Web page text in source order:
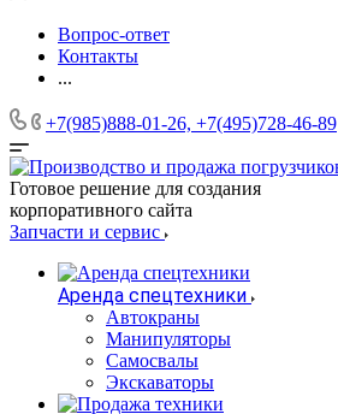
Вопрос-ответ
Контакты
...
+7(985)888-01-26, +7(495)728-46-89
Готовое решение для создания
корпоративного сайта
Запчасти и сервис
Аренда спецтехники
Автокраны
Манипуляторы
Самосвалы
Экскаваторы